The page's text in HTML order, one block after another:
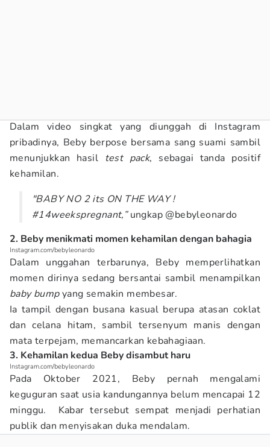
Dalam video singkat yang diunggah di Instagram
pribadinya, Beby berpose bersama sang suami sambil
menunjukkan hasil test pack, sebagai tanda positif
kehamilan.
"BABY NO 2 its ON THE WAY !
#14weekspregnant,”ungkap @bebyleonardo
2. Beby menikmati momen kehamilan dengan bahagia
Instagram.com/bebyleonardo
Dalam unggahan terbarunya, Beby memperlihatkan
momen dirinya sedang bersantai sambil menampilkan
baby bumpyang semakin membesar.
Ia tampil dengan busana kasual berupa atasan coklat
dan celana hitam, sambil tersenyum manis dengan
mata terpejam, memancarkan kebahagiaan.
3. Kehamilan kedua Beby disambut haru
Instagram.com/bebyleonardo
Pada Oktober 2021, Beby pernah mengalami
keguguran saat usia kandungannya belum mencapai 12
minggu. Kabar tersebut sempat menjadi perhatian
publik dan menyisakan duka mendalam.